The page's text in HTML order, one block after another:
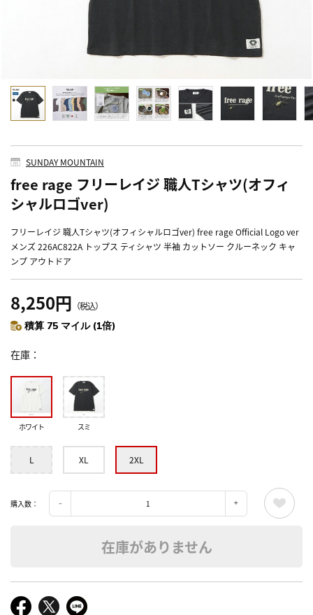
SUNDAY MOUNTAIN
free rage フリーレイジ 職人Tシャツ(オフィ
シャルロゴver)
フリーレイジ 職人Tシャツ(オフィシャルロゴver) free rage Official Logo ver
メンズ 226AC822A トップス ティシャツ 半袖 カットソー クルーネック キャ
ンプ アウトドア
8,250円 （税込）
積算 75 マイル (1倍)
在庫
ホワイト スミ
L XL 2XL
購入数：
在庫がありません